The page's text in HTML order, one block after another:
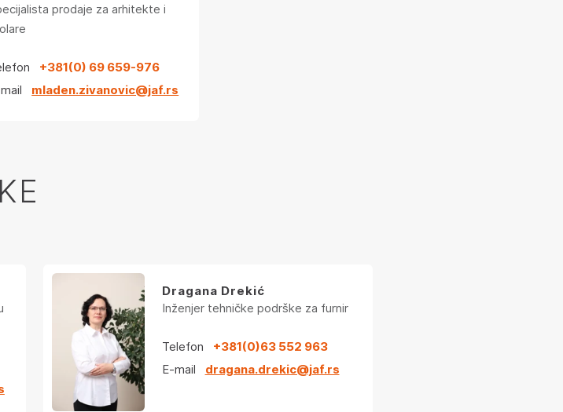
prodaje za arhitekte i
+381(0) 69 659-976
mladen.zivanovic@jaf.rs
Dragana Drekić
Inženjer tehničke podrške za furnir
Telefon
+381(0)63 552 963
E-mail
dragana.drekic@jaf.rs